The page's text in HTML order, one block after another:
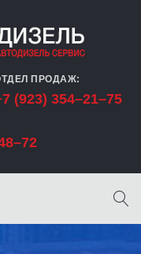
ПРОДАЖ:
(923) 354–21–75